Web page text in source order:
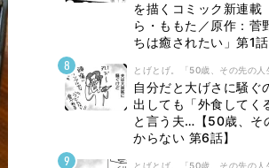
を描くコミック新連載
ら・ももた／原作：菅
ちは癒されたい」第1話
とげとげ。「50歳、その先の人
自分だと大げさに騒ぐ
出しても「外食してく
と言う夫…【50歳、そ
からない 第6話】
とげとげ。「50歳、その先の人